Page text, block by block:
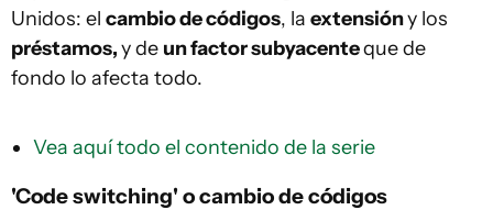
Unidos: el cambio de códigos, la extensióny los
préstamos,y de un factor subyacenteque de
fondo lo afecta todo.
Vea aquí todo el contenido de la serie
'Code switching' o cambio de códigos